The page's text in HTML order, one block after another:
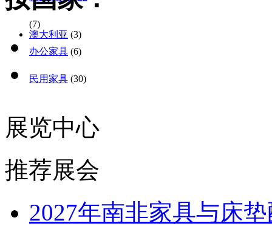
(7)
办公家具 (6)
民用家具 (30)
澳大利亚 (3)
展览中心
推荐展会
2027年南非家具与床